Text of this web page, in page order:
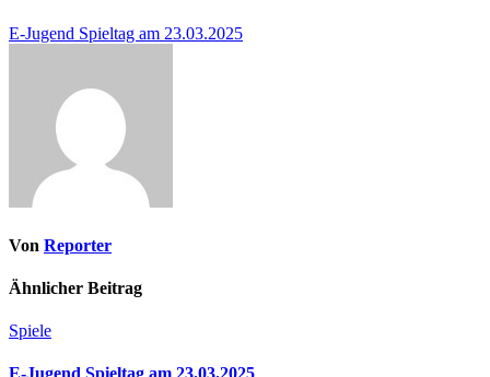
Beitragsnavigation
E-Jugend Spieltag am 23.03.2025
Von Reporter
Ähnlicher Beitrag
Spiele